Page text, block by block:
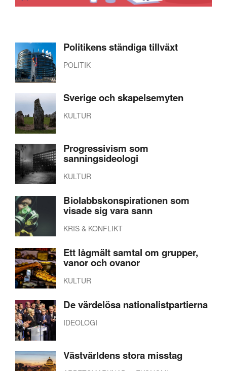
Politikens ständiga tillväxt
POLITIK
Sverige och skapelsemyten
KULTUR
Progressivism som
sanningsideologi
KULTUR
Biolabbskonspirationen som
visade sig vara sann
KRIS & KONFLIKT
Ett lågmält samtal om grupper,
vanor och ovanor
KULTUR
De värdelösa nationalistpartierna
IDEOLOGI
Västvärldens stora misstag